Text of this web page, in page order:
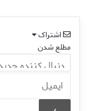
اشتراک
مطلع شدن